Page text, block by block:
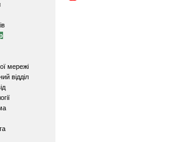
мережі
відділ